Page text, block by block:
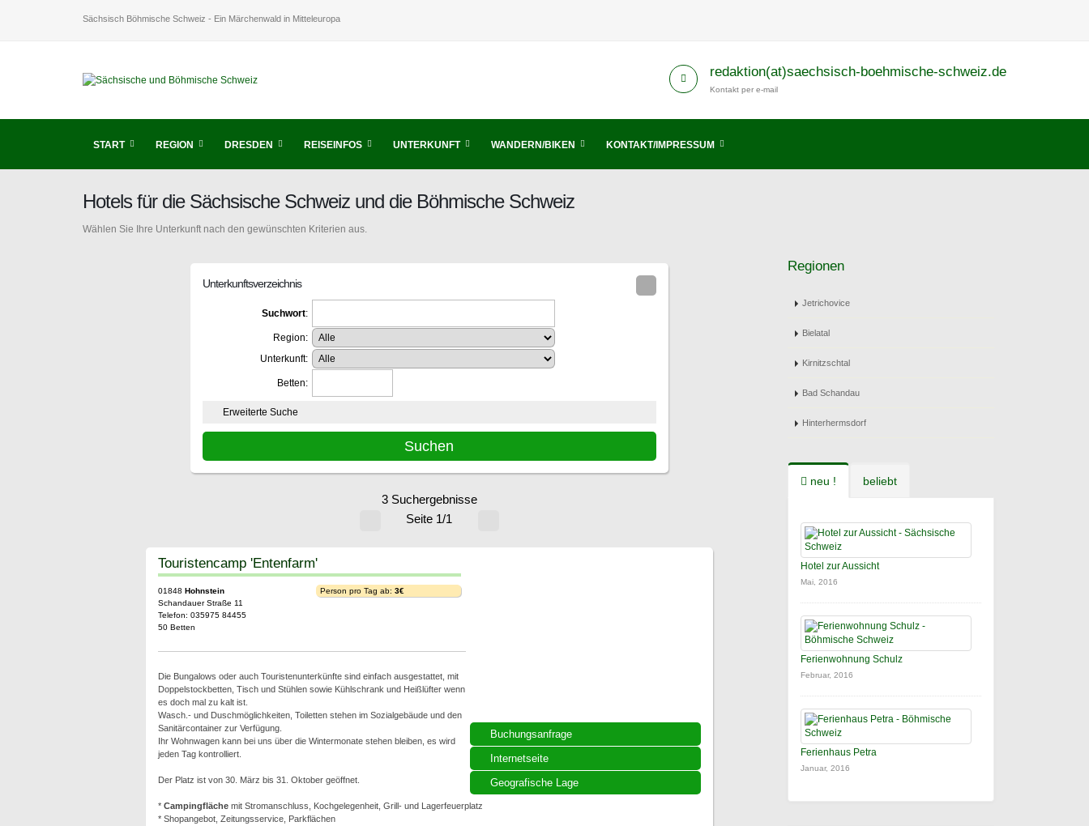
Sächsisch Böhmische Schweiz - Ein Märchenwald in Mitteleuropa
redaktion(at)saechsisch-boehmische-schweiz.de
Kontakt per e-mail
START REGION DRESDEN REISEINFOS UNTERKUNFT WANDERN/BIKEN KONTAKT/IMPRESSUM
Hotels für die Sächsische Schweiz und die Böhmische Schweiz
Wählen Sie Ihre Unterkunft nach den gewünschten Kriterien aus.
Unterkunftsverzeichnis
Suchwort:
Region:
Unterkunft:
Betten:
Erweiterte Suche
3 Suchergebnisse
Seite 1/1
Buchungsanfrage
Internetseite
Geografische Lage
Touristencamp 'Entenfarm'
01848 Hohnstein
Schandauer Straße 11
Telefon: 035975 84455
50 Betten
Person pro Tag ab: 3€
Die Bungalows oder auch Touristenunterkünfte sind einfach ausgestattet, mit
Doppelstockbetten, Tisch und Stühlen sowie Kühlschrank und Heißlüfter wenn
es doch mal zu kalt ist.
Wasch.- und Duschmöglichkeiten, Toiletten stehen im Sozialgebäude und den
Sanitärcontainer zur Verfügung.
Ihr Wohnwagen kann bei uns über die Wintermonate stehen bleiben, es wird
jeden Tag kontrolliert.
Der Platz ist von 30. März bis 31. Oktober geöffnet.
* Campingflächemit Stromanschluss, Kochgelegenheit, Grill- und Lagerfeuerplatz
* Shopangebot, Zeitungsservice, Parkflächen
Regionen
Jetrichovice
Bielatal
Kirnitzschtal
Bad Schandau
Hinterhermsdorf
neu ! beliebt
Hotel zur Aussicht
Mai, 2016
Ferienwohnung Schulz
Februar, 2016
Ferienhaus Petra
Januar, 2016